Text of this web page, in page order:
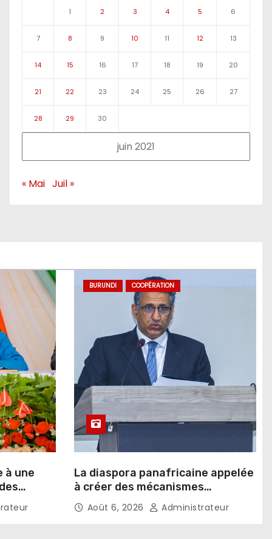
juin 2021
1 2 3 4 5 6
7 8 9 10 11 12 13
14 15 16 17 18 19 20
21 22 23 24 25 26 27
28 29 30
« Mai Juil »
à une
BURUNDI COOPÉRATION
La diaspora panafricaine appelée
à créer des mécanismes
favorisant l’investissement dans
les pays d’origine
Août 6, 2026 Administrateur